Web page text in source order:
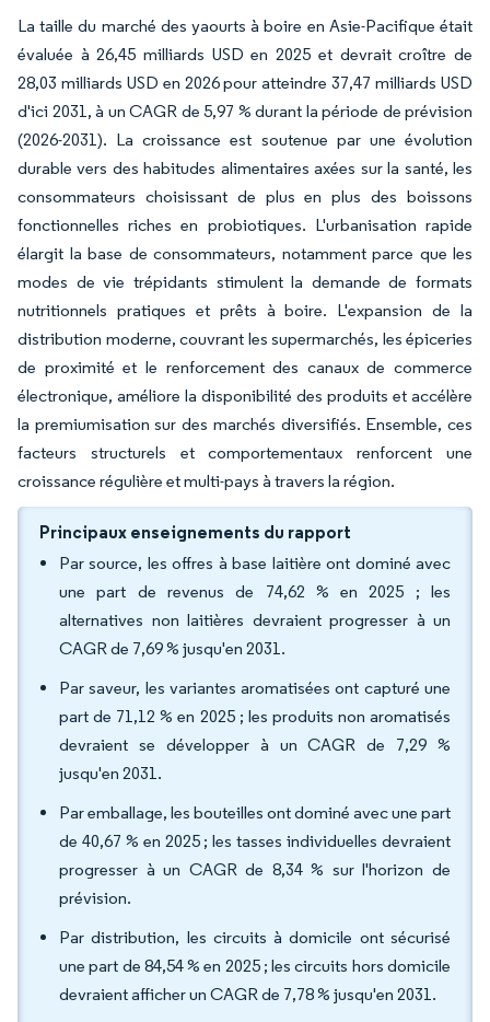
La taille du marché des yaourts à boire en Asie-Pacifique était
évaluée à 26,45 milliards USD en 2025 et devrait croître de
28,03 milliards USD en 2026 pour atteindre 37,47 milliards USD
d'ici 2031, à un CAGR de 5,97 % durant la période de prévision
(2026-2031). La croissance est soutenue par une évolution
durable vers des habitudes alimentaires axées sur la santé, les
consommateurs choisissant de plus en plus des boissons
fonctionnelles riches en probiotiques. L'urbanisation rapide
élargit la base de consommateurs, notamment parce que les
modes de vie trépidants stimulent la demande de formats
nutritionnels pratiques et prêts à boire. L'expansion de la
distribution moderne, couvrant les supermarchés, les épiceries
de proximité et le renforcement des canaux de commerce
électronique, améliore la disponibilité des produits et accélère
la premiumisation sur des marchés diversifiés. Ensemble, ces
facteurs structurels et comportementaux renforcent une
croissance régulière et multi-pays à travers la région.
Principaux enseignements du rapport
Par source, les offres à base laitière ont dominé avec
une part de revenus de 74,62 % en 2025 ; les
alternatives non laitières devraient progresser à un
CAGR de 7,69 % jusqu'en 2031.
Par saveur, les variantes aromatisées ont capturé une
part de 71,12 % en 2025 ; les produits non aromatisés
devraient se développer à un CAGR de 7,29 %
jusqu'en 2031.
Par emballage, les bouteilles ont dominé avec une part
de 40,67 % en 2025 ; les tasses individuelles devraient
progresser à un CAGR de 8,34 % sur l'horizon de
prévision.
Par distribution, les circuits à domicile ont sécurisé
une part de 84,54 % en 2025 ; les circuits hors domicile
devraient afficher un CAGR de 7,78 % jusqu'en 2031.